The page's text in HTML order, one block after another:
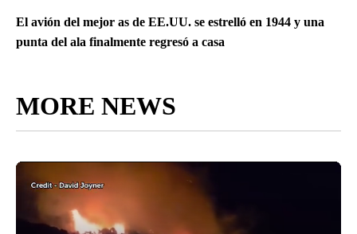
El avión del mejor as de EE.UU. se estrelló en 1944 y una
punta del ala finalmente regresó a casa
MORE NEWS